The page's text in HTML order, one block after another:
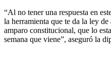
“Al no tener una respuesta en
la herramienta que te da la ley
amparo constitucional, que lo
semana que viene”, aseguró la